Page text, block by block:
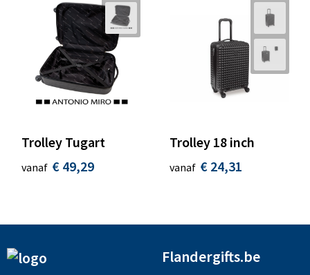
Trolley Tugart
vanaf € 49,29
Trolley 18 inch
vanaf € 24,31
Flandergifts.be